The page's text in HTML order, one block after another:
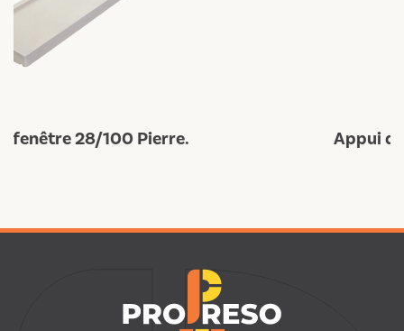
Appui de fenêtre 28/120 Pierre.